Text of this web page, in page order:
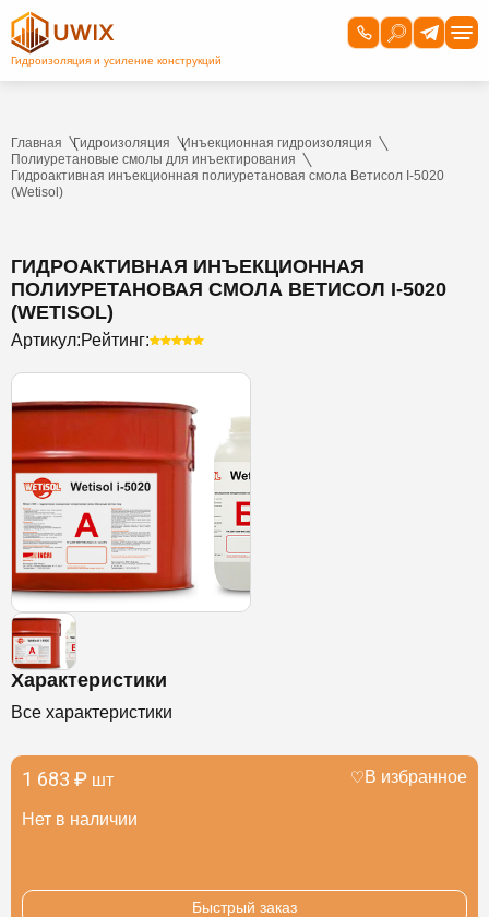
Главная Гидроизоляция
Инъекционная гидроизоляция
Полиуретановые смолы для инъектирования
Гидроактивная инъекционная полиуретановая смола Ветисол I-5020
(Wetisol)
ГИДРОАКТИВНАЯ ИНЪЕКЦИОННАЯ
ПОЛИУРЕТАНОВАЯ СМОЛА ВЕТИСОЛ I-5020
(WETISOL)
Артикул:Рейтинг:
Характеристики
Все характеристики
1 683 ₽ шт
Нет в наличии
В избранное
Быстрый заказ